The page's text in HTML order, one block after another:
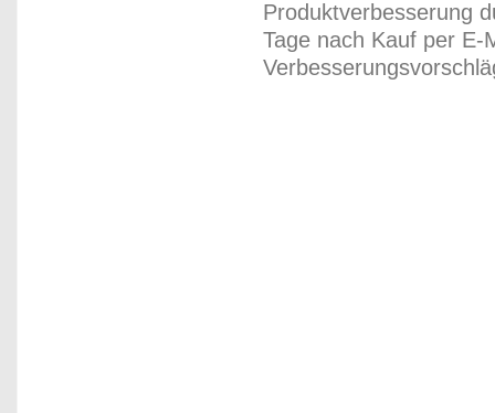
Produktverbesserung
Tage nach Kauf per E-